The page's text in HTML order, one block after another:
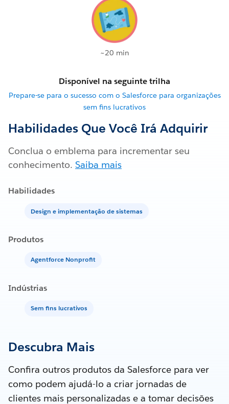
~20 min
Disponível na seguinte trilha
Prepare-se para o sucesso com o Salesforce para organizações
sem fins lucrativos
Habilidades Que Você Irá Adquirir
Conclua o emblema para incrementar seu
conhecimento. Saiba mais
Habilidades
Design e implementação de sistemas
Produtos
Agentforce Nonprofit
Indústrias
Sem fins lucrativos
Descubra Mais
Confira outros produtos da Salesforce para ver
como podem ajudá-lo a criar jornadas de
clientes mais personalizadas e a tomar decisões